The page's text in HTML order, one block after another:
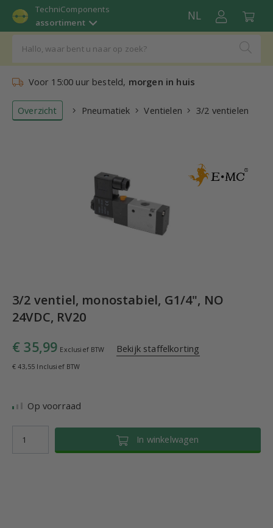
TechniComponents
assortiment
NL
Voor 15:00 uur besteld, morgen in huis
Overzicht Pneumatiek Ventielen 3/2 ventielen
3/2 ventiel, monostabiel, G1/4", NO
24VDC, RV20
€ 35,99 Exclusief BTW Bekijk staffelkorting
€ 43,55 Inclusief BTW
Op voorraad
In winkelwagen